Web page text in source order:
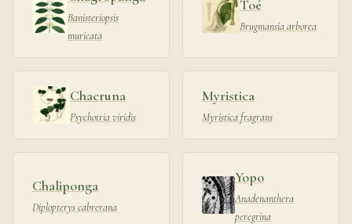
Banisteriopsis
muricata
Toé
Brugmansia arborea
Chacruna
Psychotria viridis
Myristica
Myristica fragrans
Chaliponga
Diplopterys cabrerana
Yopo
Anadenanthera
peregrina